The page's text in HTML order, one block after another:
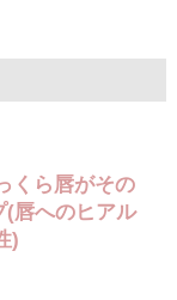
くら唇がその
(唇へのヒアル
)